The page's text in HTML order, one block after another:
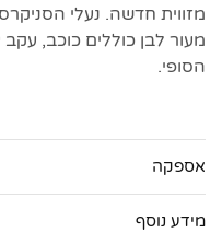
מעור לבן כוללים כוכב,
הסופי.
אספקה
מידע נוסף